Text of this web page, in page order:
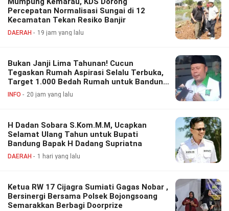
Percepatan Normalisasi Sungai di 12
Kecamatan Tekan Resiko Banjir
DAERAH 19 jam yang lalu
Bukan Janji Lima Tahunan! Cucun
Tegaskan Rumah Aspirasi Selalu Terbuka,
Target 1.000 Bedah Rumah untuk Bandung
Barat
INFO 20 jam yang lalu
H Dadan Sobara S.Kom.M.M, Ucapkan
Selamat Ulang Tahun untuk Bupati
Bandung Bapak H Dadang Supriatna
DAERAH 1 hari yang lalu
Ketua RW 17 Cijagra Sumiati Gagas Nobar ,
Bersinergi Bersama Polsek Bojongsoang
Semarakkan Berbagi Doorprize